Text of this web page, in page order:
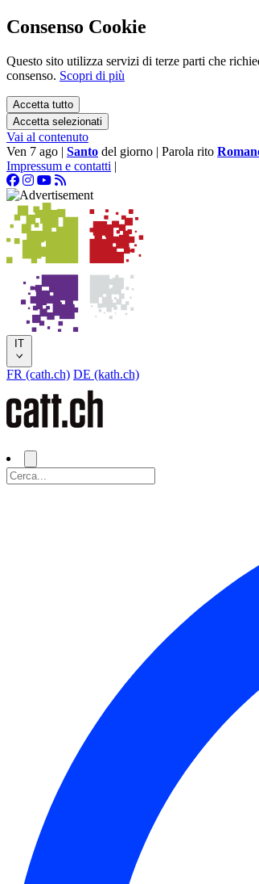
Consenso Cookie
Questo sito utilizza servizi di terze parti che
consenso. Scopri di più
Accetta tutto
Accetta selezionati
Vai al contenuto
Ven 7 ago | Santo del giorno | Parola rito
Impressum e contatti |
IT
FR (cath.ch) DE (kath.ch)